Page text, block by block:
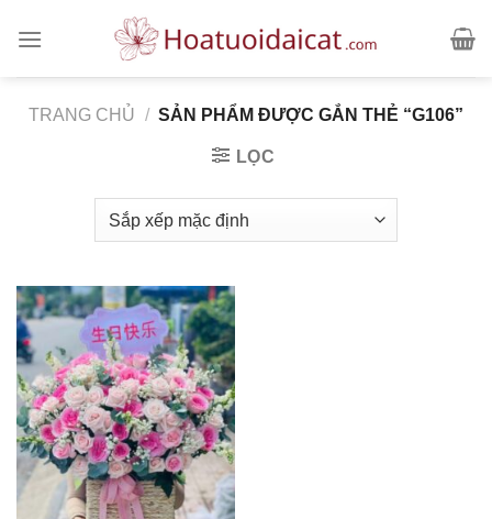
TRANG CHỦ / SẢN PHẨM ĐƯỢC GẮN THẺ “G106”
LỌC